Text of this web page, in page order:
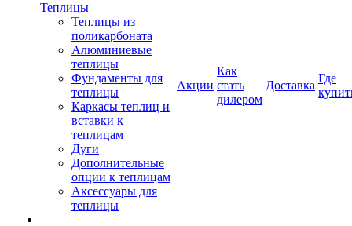
Теплицы
Теплицы из
поликарбоната
Алюминиевые
теплицы
Фундаменты для
теплицы
Каркасы теплиц и
вставки к
теплицам
Дуги
Дополнительные
опции к теплицам
Аксессуары для
теплицы
Акции
Как
стать
дилером
Доставка
Где